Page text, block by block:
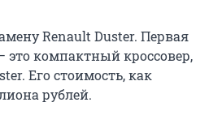
Renault Duster. Первая
это компактный кроссовер,
Его стоимость, как
рублей.